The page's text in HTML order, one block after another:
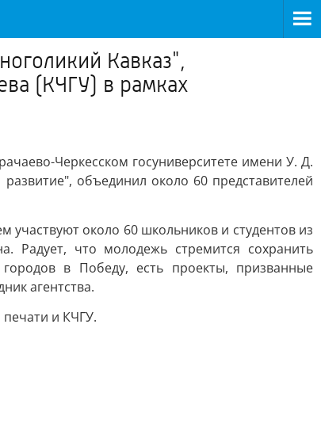
Кавказ",
(КЧГУ) в рамках
Черкесском госуниверситете имени У. Д.
объединил около 60 представителей
около 60 школьников и студентов из
Радует, что молодежь стремится сохранить
в Победу, есть проекты, призванные
агентства.
и КЧГУ.